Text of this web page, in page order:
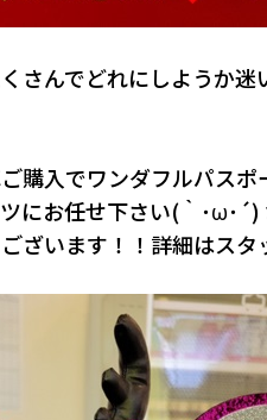
さんでどれにしようか
購入でワンダフルパス
にお任せ下さい(｀･ω･´)
ざいます！！詳細はスタ